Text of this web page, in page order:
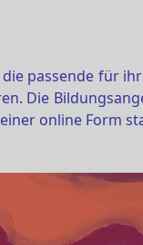
passende für
Die
online Form